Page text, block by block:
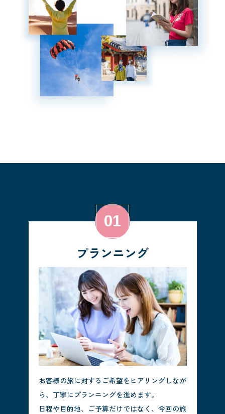
プランニング
お客様の旅に対するご希望をヒアリングしなが
ら、丁寧にプランニングを進めます。
日程や目的地、ご予算だけではなく、今回の旅